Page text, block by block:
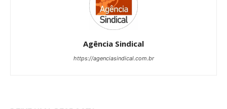
Agência Sindical
https://agenciasindical.com.br